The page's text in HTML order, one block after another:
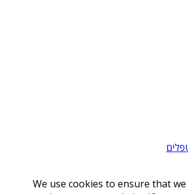
We use cookies to ensure that